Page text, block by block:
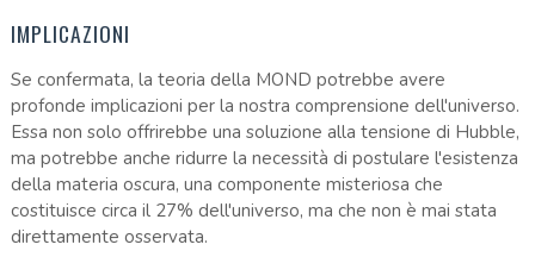
IMPLICAZIONI
Se confermata, la teoria della MOND potrebbe avere
profonde implicazioni per la nostra comprensione dell'universo.
Essa non solo offrirebbe una soluzione alla tensione di Hubble,
ma potrebbe anche ridurre la necessità di postulare l'esistenza
della materia oscura, una componente misteriosa che
costituisce circa il 27% dell'universo, ma che non è mai stata
direttamente osservata.